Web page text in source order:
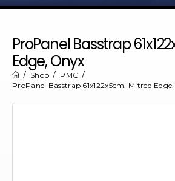
ProPanel Basstrap
Edge, Onyx
Shop
PMC
ProPanel Basstrap 61x122x5cm, Mitred